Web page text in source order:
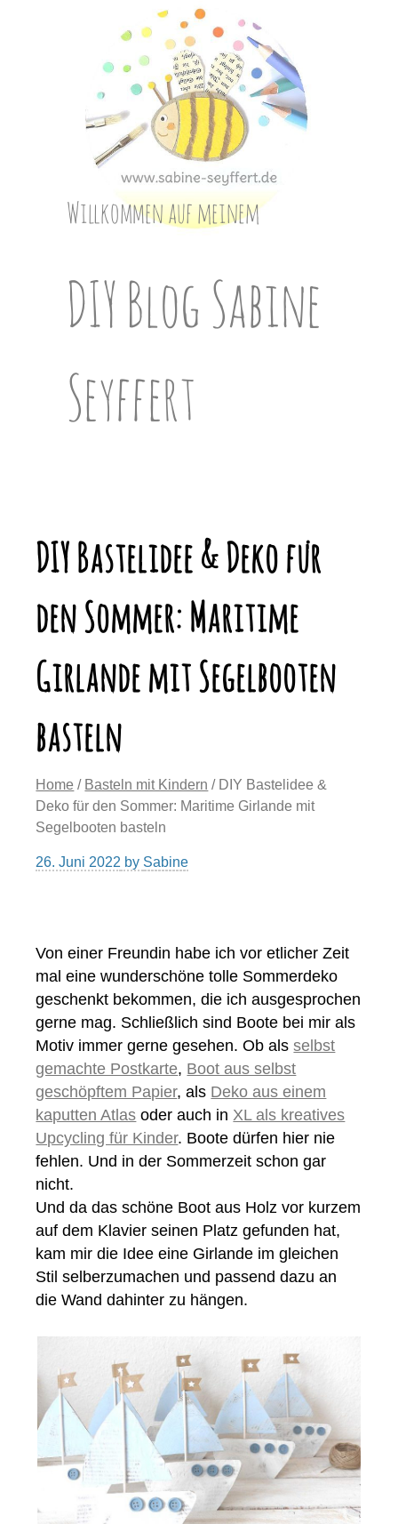
Willkommen auf meinem
DIY Blog Sabine
Seyffert
DIY Bastelidee & Deko für
den Sommer: Maritime
Girlande mit Segelbooten
basteln
Home / Basteln mit Kindern / DIY Bastelidee &
Deko für den Sommer: Maritime Girlande mit
Segelbooten basteln
26. Juni 2022 by Sabine
Von einer Freundin habe ich vor etlicher Zeit
mal eine wunderschöne tolle Sommerdeko
geschenkt bekommen, die ich ausgesprochen
gerne mag. Schließlich sind Boote bei mir als
Motiv immer gerne gesehen. Ob alsselbst
gemachte Postkarte, Boot aus selbst
geschöpftem Papier, als Deko aus einem
kaputten Atlas oder auch in XL als kreatives
Upcycling für Kinder. Boote dürfen hier nie
fehlen. Und in der Sommerzeit schon gar
nicht.
Und da das schöne Boot aus Holz vor kurzem
auf dem Klavier seinen Platz gefunden hat,
kam mir die Idee eine Girlande im gleichen
Stil selberzumachen und passend dazu an
die Wand dahinter zu hängen.